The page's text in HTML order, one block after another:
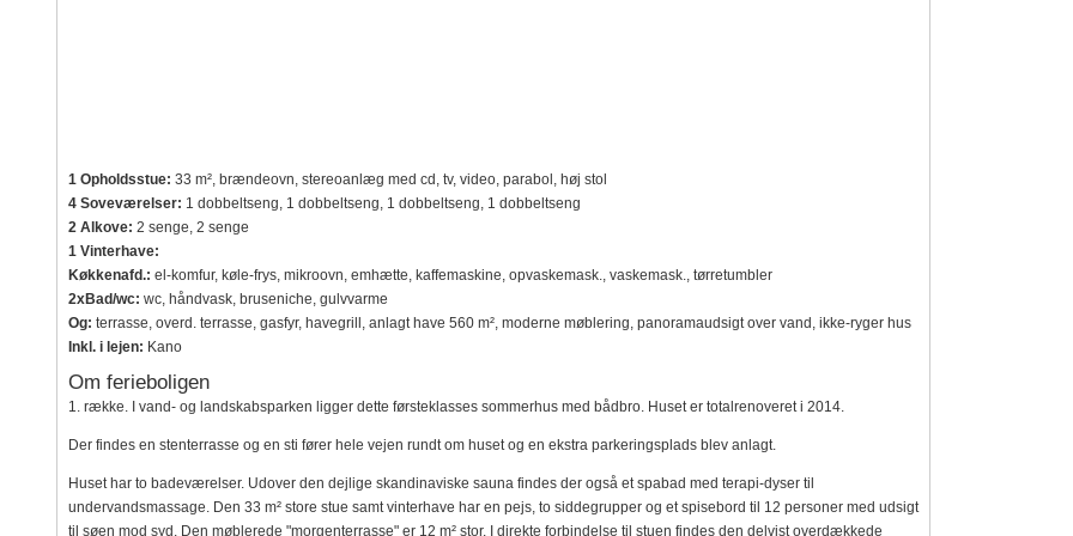
1 Opholdsstue: 33 m², brændeovn, stereoanlæg med cd, tv, video, parabol, høj stol
4 Soveværelser: 1 dobbeltseng, 1 dobbeltseng, 1 dobbeltseng, 1 dobbeltseng
2 Alkove: 2 senge, 2 senge
1 Vinterhave:
Køkkenafd.: el-komfur, køle-frys, mikroovn, emhætte, kaffemaskine, opvaskemask., vaskemask., tørretumbler
2xBad/wc: wc, håndvask, bruseniche, gulvvarme
Og: terrasse, overd. terrasse, gasfyr, havegrill, anlagt have 560 m², moderne møblering, panoramaudsigt over vand, ikke-ryger hus
Inkl. i lejen: Kano
Om ferieboligen
1. række. I vand- og landskabsparken ligger dette førsteklasses sommerhus med bådbro. Huset er totalrenoveret i 2014.
Der findes en stenterrasse og en sti fører hele vejen rundt om huset og en ekstra parkeringsplads blev anlagt.
Huset har to badeværelser. Udover den dejlige skandinaviske sauna findes der også et spabad med terapi-dyser til
undervandsmassage. Den 33 m² store stue samt vinterhave har en pejs, to siddegrupper og et spisebord til 12 personer med udsigt
til søen mod syd. Den møblerede "morgenterrasse" er 12 m² stor. I direkte forbindelse til stuen findes den delvist overdækkede